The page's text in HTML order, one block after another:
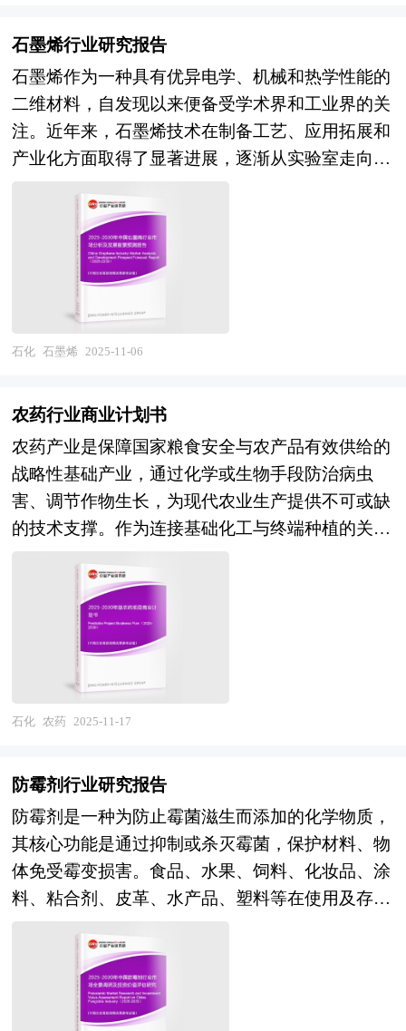
报告由中研普华咨询公司领衔撰写，在大量周密的
市场调研基础上，主要依据了国家统计局、国家商
务部、国家发改委、国务院发展研究中心、中国化
肥行业协会、中研普华产业研究院、全国及海外多
种相关报刊杂志以及专业研究机构公布和提供的大
量资料，对中国国家 “十四五”经济和社会运行和成
果进行分析、产业链上下游行业发展状况、行业供
需形势、进出口等进行了深入研究，并重点分析了
中国化肥行业发展状况和特点，以及“十四五”中国
化肥行业将面临的挑战、行业的区域发展状况与竞
争格局。报告还对“十四五”全球及中国化肥行业发
展动向和趋势作了详细分析和预测，并对化肥行业
进行了趋向研判，是化肥经营企业，科研、投资机
业定位和发展方向不可多得的精品研究报告。
供重要参考的依据。
景气监测中心、中国行业研究网、全国及海外多种
相关报刊杂志的基础信息以及专业研究单位等公布
和提供的大量资料，结合中研普华公司对特种颜料
相关企业和科研单位等的实地调查，对国内外特种
颜料行业的供给与需求状况、相关行业的发展状
特种颜料品牌的发展状况，以及未来中国特种颜料
行业将面临的机遇以及企业的应对策略。报告还分
析了特种颜料市场的竞争格局，行业的发展动向，
并对行业相关政策进行了介绍和政策趋向研判，是
特种颜料生产企业、科研单位、零售企业等单位准
确了解目前特种颜料行业发展动态，把握企业定位
进，橡胶制品行业在全球范围内的资源配置更加合
能、大数据、物联网等新兴技术的深度融合，橡胶
产品将具备更强的自感知、自诊断、自修复能力，
能够更好地适应复杂多变的应用环境。同时，随着
全球对可持续发展的关注增加，绿色、环保、可再
生的橡胶产品将成为未来市场的重要发展方向。此
外，随着新能源汽车、航空航天等领域的快速发
展，橡胶产品在这些领域的应用将更加广泛。 在
市场竞争日益激烈、新产品层出不穷的今天，要开
发一个新品并能迅速在市场上推广其难度是可想而
知的。只有经过科学的市场分析、消费者分析、竞
争对手的分析，做到有的放矢，才能使企业开发的
相关产品的市场做整体分析，了解竞争对手的市场
状况，了解消费者的消费状况，给新产品找准市场
切入点，实现企业预期目标。中研普华通过多个新
产品上市调查项目的研究，对新品上市前企业找准
市场定位和产品定位有着全新的认识。中研普华针
对普通的研究需求，公司运用国际认可的独创研究
产品和统计分析方法论，用来提供广泛的标准化数
据和比较数据。如果研究要求比较特殊，我们会针
对特定市场专门设计研究解决方案。我们的研究人
员熟悉各种访问方法的优缺点和适用的范围，在项
目设计中能够灵活选择和组合各种研究方法。此外
信息，加以评估，判断发展机会并计划未来的市场
营销活动。
石墨烯行业研究报告
石墨烯作为一种具有优异电学、机械和热学性能的
二维材料，自发现以来便备受学术界和工业界的关
注。近年来，石墨烯技术在制备工艺、应用拓展和
产业化方面取得了显著进展，逐渐从实验室走向市
备技术不断取得突破，多种创新方法涌现。例如，
薄膜收缩法、水热组装法、电泳自组装法和模板法
等，这些方法各有优势，但同时也存在一些局限
性。近年来，中国石油化工采用水相悬浮聚合技
术，成功制备出导电性优异且可接枝改性的功能材
料；浙江大学高超团队提出的“复合流场湿法纺
纤维，突破了传统碳纤维的性能瓶颈。在应用领
塑了多个行业的竞争格局。从航空航天到消费电
子，从新能源到生物医疗，石墨烯的应用不断拓
展。例如，在电子领域，石墨烯的高电导率和电子
迁移率使其成为高频晶体管、集成电路中的互连以
及电子设备中的热量耗散层的主要候选者。在航空
航天领域，石墨烯通过增强复合材料和涂料的功
能，改善了机械性能，实现了更薄的设计和减重，
提高了燃油效率并降低了排放。随着制备技术的不
断成熟和成本降低，石墨烯的量产将成为可能，推
动其在更多领域的应用。同时，石墨烯在量子信息
处理、超导性等前沿领域的研究进展，为其未来的
展的重视，石墨烯的绿色制备和应用也将成为行业
发展的重点。 本研究咨询报告由中研普华咨询公
司领衔撰写，在大量周密的市场调研基础上，主要
依据了国家统计局、国家商务部、国家发改委、国
家经济信息中心、国务院发展研究中心、全国商业
运行数据为基础，验证于与我们建立联系的全国科
研机构、行业协会组织的权威统计资料。我们对石
墨烯行业进行了长期追踪，结合我们对石墨烯相关
石化 石墨烯 2025-11-06
农药行业商业计划书
农药产业是保障国家粮食安全与农产品有效供给的
战略性基础产业，通过化学或生物手段防治病虫
害、调节作物生长，为现代农业生产提供不可或缺
的技术支撑。作为连接基础化工与终端种植的关键
品，更通过技术创新与绿色转型，成为推动农业可
持续发展的重要工具。在"藏粮于地、藏粮于技"战
略深化与全球气候变化加剧的双重背景下，农药产
业已从单纯追求防效向高效、低毒、环境友好的综
合价值升级，其本质是推动农业生产从依赖化学投
入向精准绿色防控跃迁的核心支撑体系。 《2025-
首创针对项目投融资咨询服务的专项计划书。计划
中研普华根据行业一般水平测算好了行业指标数
据，作为行业通用的模板计划书，企业可以自行补
充单位信息，稍做调整就可以作为项目计划书使
用。我们也可以根据企业具体项目要求专项编写专
业定制版，并根据详细要求合理报价，为企业项目
立项、上马、融资提供全程指引服务。 本计划书
主要有以下几大用途： 审批国家资金——国家规
范格式、关注产业发展、侧重社会影响； 吸引外
石化 农药 2025-11-17
防霉剂行业研究报告
防霉剂是一种为防止霉菌滋生而添加的化学物质，
其核心功能是通过抑制或杀灭霉菌，保护材料、物
体免受霉变损害。食品、水果、饲料、化妆品、涂
料、粘合剂、皮革、水产品、塑料等在使用及存放
营养物质，极易遭受霉菌污染，导致成品变质、性
能下降甚至产生安全隐患。为解决这一问题，防霉
剂被广泛应用于这些领域，通过破坏霉菌的生理结